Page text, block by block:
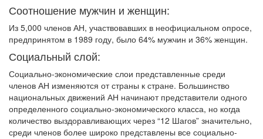
Соотношение мужчин и женщин:
Из 5,000 членов АН, участвовавших в неофициальном опросе,
предпринятом в 1989 году, было 64% мужчин и 36% женщин.
Социальный слой:
Социально-экономические слои представленные среди
членов АН изменяются от страны к стране. Большинство
национальных движений АН начинают представители одного
определенного социально-экономического класса, но когда
количество выздоравливающих через “12 Шагов” значительно,
среди членов более широко представлены все социально-